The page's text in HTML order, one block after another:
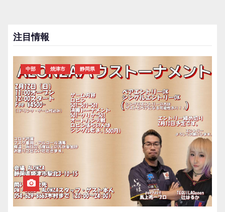
注目情報
中部 焼津市 静岡県